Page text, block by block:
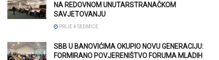
NA REDOVNOM UNUTARSTRANAČKOM
SAVJETOVANJU
PRIJE 4 SEDMICE
SBB U BANOVIĆIMA OKUPIO NOVU GENERACIJU:
FORMIRANO POVJERENIŠTVO FORUMA MLADIH